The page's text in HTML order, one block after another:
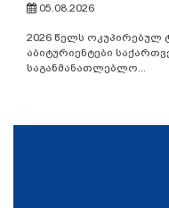
05.08.2026
2026 წელს ოკუპირებულ
აბიტურიენტები
საგანმანათლებლო...